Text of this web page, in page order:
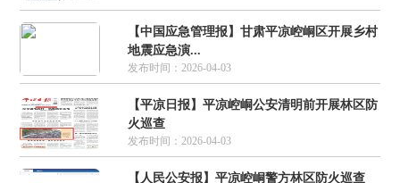
【中国应急管理报】甘肃平凉崆峒区开展乡村
地震应急演...
发布时间：2026-04-03
【平凉日报】平凉崆峒公安清明前开展林区防
火巡查
发布时间：2026-04-03
【人民公安报】平凉崆峒警方林区防火巡查